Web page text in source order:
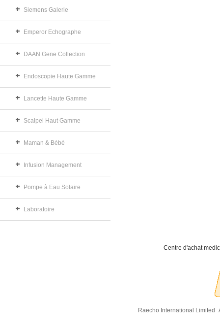
Siemens Galerie
Emperor Echographe
DAAN Gene Collection
Endoscopie Haute Gamme
Lancette Haute Gamme
Scalpel Haut Gamme
Maman & Bébé
Infusion Management
Pompe à Eau Solaire
Laboratoire
Centre d'achat
Raecho International Limited